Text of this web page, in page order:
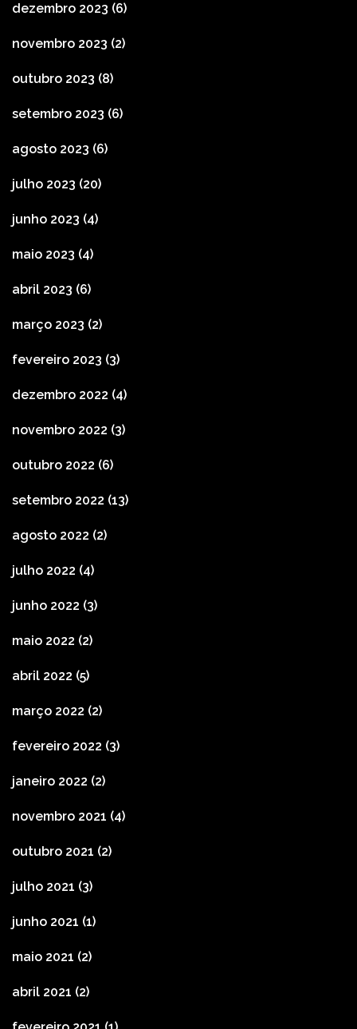
dezembro 2023 (6)
novembro 2023 (2)
outubro 2023 (8)
setembro 2023 (6)
agosto 2023 (6)
julho 2023 (20)
junho 2023 (4)
maio 2023 (4)
abril 2023 (6)
março 2023 (2)
fevereiro 2023 (3)
dezembro 2022 (4)
novembro 2022 (3)
outubro 2022 (6)
setembro 2022 (13)
agosto 2022 (2)
julho 2022 (4)
junho 2022 (3)
maio 2022 (2)
abril 2022 (5)
março 2022 (2)
fevereiro 2022 (3)
janeiro 2022 (2)
novembro 2021 (4)
outubro 2021 (2)
julho 2021 (3)
junho 2021 (1)
maio 2021 (2)
abril 2021 (2)